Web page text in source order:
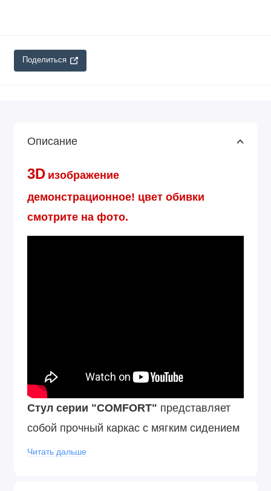
Поделиться
Описание
3D изображение
демонстрационное! цвет обивки
смотрите на фото.
Стул серии "COMFORT" представляет
собой прочный каркас с мягким сидением
Пластиковые подпятники на ножках стула
Читать дальше